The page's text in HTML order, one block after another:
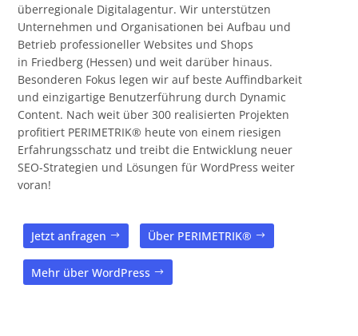
überregionale Digitalagentur. Wir unterstützen
Unternehmen und Organisationen bei Aufbau und
Betrieb professioneller Websites und Shops
in Friedberg (Hessen) und weit darüber hinaus.
Besonderen Fokus legen wir auf beste Auffindbarkeit
und einzigartige Benutzerführung durch Dynamic
Content. Nach weit über 300 realisierten Projekten
profitiert PERIMETRIK® heute von einem riesigen
Erfahrungsschatz und treibt die Entwicklung neuer
SEO-Strategien und Lösungen für WordPress weiter
voran!
Jetzt anfragen Über PERIMETRIK®
Mehr über WordPress